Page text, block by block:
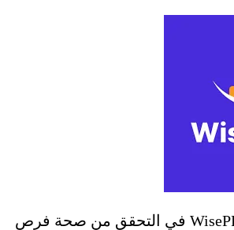
كيف يساعدك WisePPC في التحقق من صحة فرص